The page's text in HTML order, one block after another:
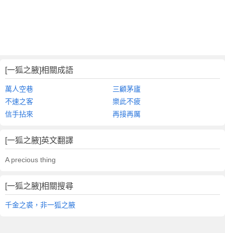
[一狐之腋]相關成語
萬人空巷
三顧茅廬
不速之客
樂此不疲
信手拈來
再接再厲
[一狐之腋]英文翻譯
A precious thing
[一狐之腋]相關搜尋
千金之裘，非一狐之腋